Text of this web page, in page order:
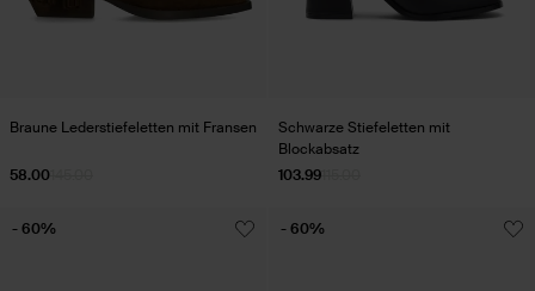
Braune Lederstiefeletten mit Fransen
58.00
Schwarze Stiefeletten mit
Blockabsatz
103.99
- 60% - 60%